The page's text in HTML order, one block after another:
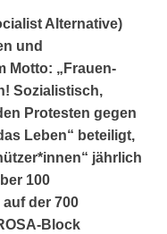
Alternative)
und
Motto: „Frauen-
Sozialistisch,
Protesten gegen
Leben“ beteiligt,
jährlich
100
der 700
Block